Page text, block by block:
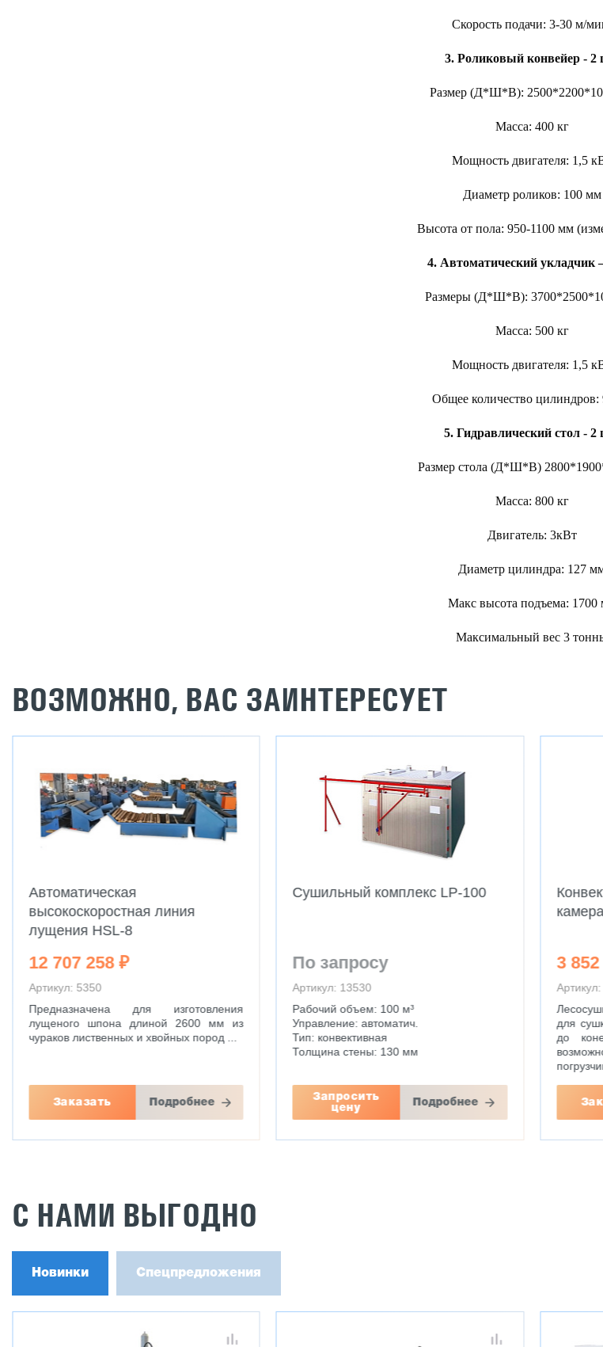
Скорость подачи: 3-30 м/
3. Роликовый конвейер - 2
Размер (Д*Ш*В):
Масса: 400 кг
Мощность двигателя: 1,5
Диаметр роликов: 100 мм
Высота от пола: 950-1100 мм
4. Автоматический укладчик
Размеры (Д*Ш*В):
Масса: 500 кг
Мощность двигателя: 1,5
Общее количество цилиндров:
5. Гидравлический стол - 2
Размер стола (Д*Ш*В)
Масса: 800 кг
Двигатель: 3кВт
Диаметр цилиндра: 127
Макс высота подъема: 1700
Максимальный вес 3
ВОЗМОЖНО, ВАС ЗАИНТЕРЕСУЕТ
Автоматическая
высокоскоростная линия
лущения HSL-8
12 707 258 ₽
Артикул: 5350
Предназначена для изготовления
лущеного шпона длиной 2600 мм из
чураков лиственных и хвойных пород ...
Заказать Подробнее
Сушильный комплекс LP-100
По запросу
Артикул: 13530
Рабочий объем: 100 м³
Управление: автоматич.
Тип: конвективная
Толщина стены: 130 мм
Запросить
цену
Подробнее
3
для
до
С НАМИ ВЫГОДНО
Новинки Спецпредложения